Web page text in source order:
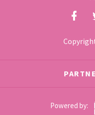
Powered by: